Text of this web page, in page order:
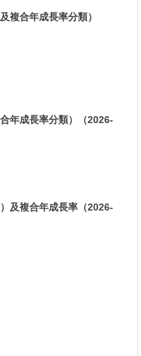
複合年成長率分類）
年成長率分類）（2026-
及複合年成長率（2026-